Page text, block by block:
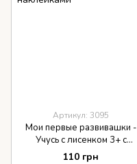
Артикул: 3095
Мои первые развивашки -
Учусь с лисенком 3+ с
наклейками
110 грн